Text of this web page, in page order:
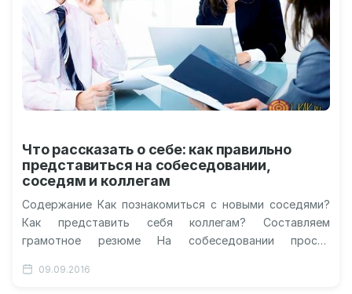
Что рассказать о себе: как правильно
представиться на собеседовании,
соседям и коллегам
Содержание Как познакомиться с новыми соседями?
Как представить себя коллегам? Составляем
грамотное резюме На собеседовании просят
09.09.2016